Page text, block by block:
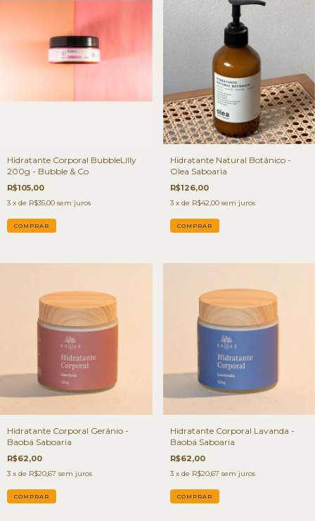
Hidratante Corporal BubbleLilly
200g - Bubble & Co
R$105,00
3 x de R$35,00 sem juros
Hidratante Natural Botânico -
Olea Saboaria
R$126,00
3 x de R$42,00 sem juros
Hidratante Corporal Gerânio -
Baobá Saboaria
R$62,00
3 x de R$20,67 sem juros
Hidratante Corporal Lavanda -
Baobá Saboaria
R$62,00
3 x de R$20,67 sem juros